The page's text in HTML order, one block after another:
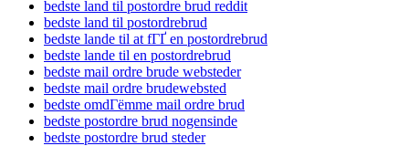
bedste land til postordre brud reddit
bedste land til postordrebrud
bedste lande til at fГҐ en postordrebrud
bedste lande til en postordrebrud
bedste mail ordre brude websteder
bedste mail ordre brudewebsted
bedste omdГёmme mail ordre brud
bedste postordre brud nogensinde
bedste postordre brud steder